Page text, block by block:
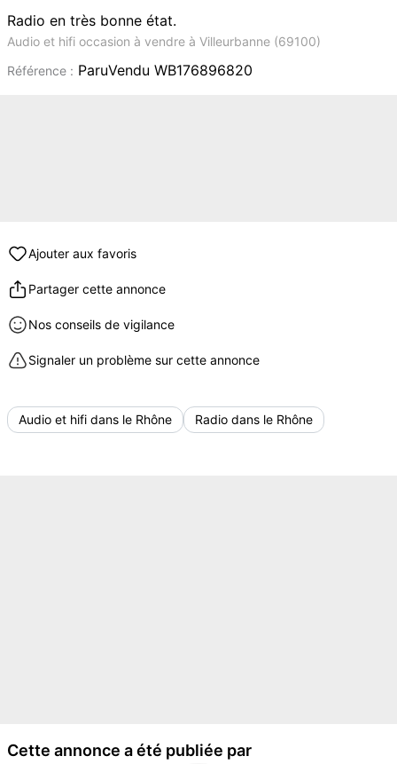
Radio en très bonne état.
Audio et hifi occasion à vendre à Villeurbanne (69100)
Référence : ParuVendu WB176896820
Ajouter aux favoris
Partager cette annonce
Nos conseils de vigilance
Signaler un problème sur cette annonce
Audio et hifi dans le Rhône Radio dans le Rhône
Cette annonce a été publiée par